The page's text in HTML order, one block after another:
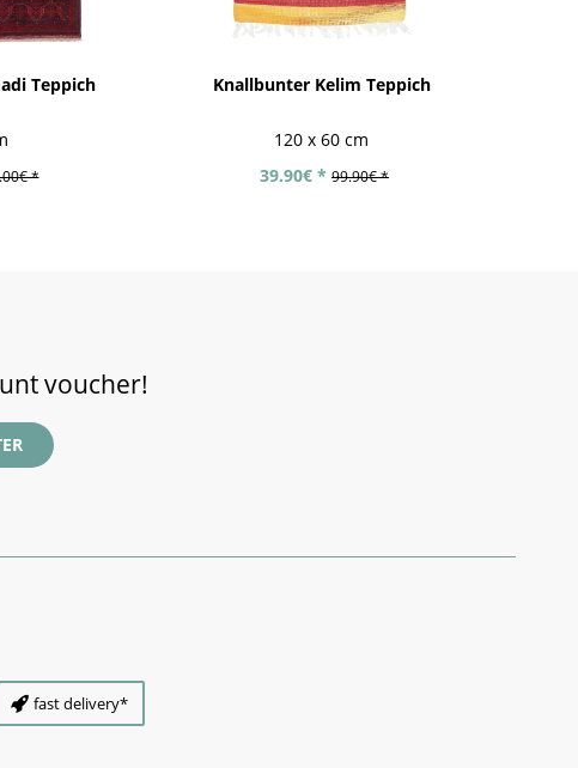
Teppich
*
Knallbunter Kelim Teppich
120 x 60 cm
39.90€ * 99.90€ *
voucher!
fast delivery*